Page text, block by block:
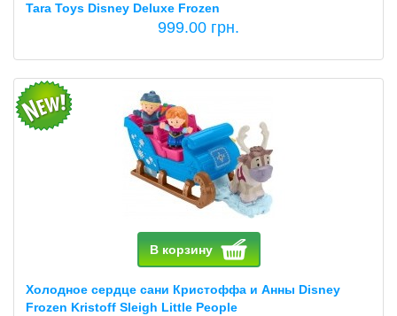
Tara Toys Disney Deluxe Frozen
999.00 грн.
В корзину
Холодное сердце сани Кристоффа и Анны Disney
Frozen Kristoff Sleigh Little People